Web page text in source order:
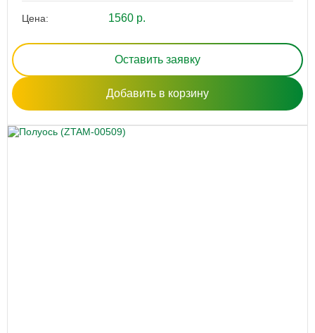
Цена: 1560 р.
Оставить заявку
Добавить в корзину